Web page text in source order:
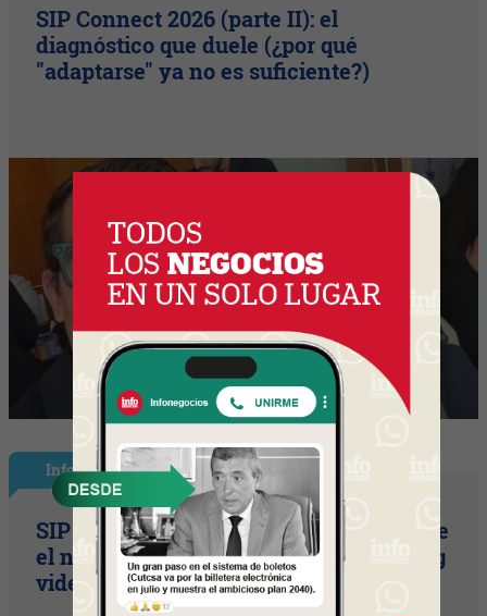
SIP Connect 2026 (parte II): el
diagnóstico que duele (¿por qué
"adaptarse" ya no es suficiente?)
InfoNegocios Miami
SIP Connect 2026 (parte III): ¿cómo nace
el nuevo estándar de producción? (Long
video + Tik Tok + multi cross + eventos)